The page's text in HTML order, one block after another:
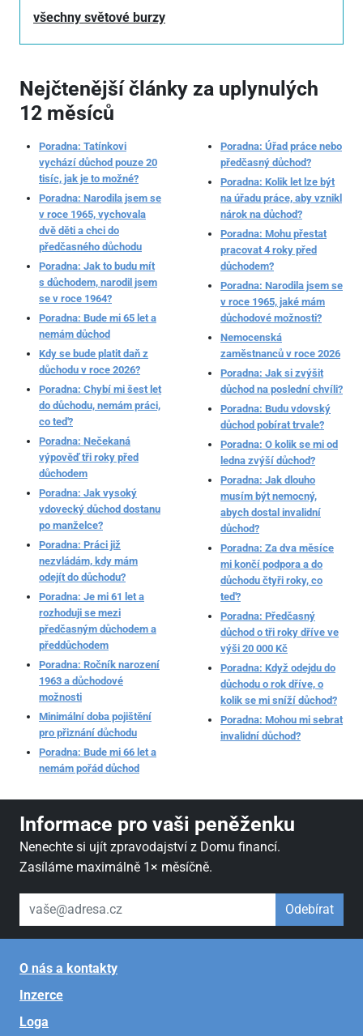
všechny světové burzy
Nejčtenější články za uplynulých
12 měsíců
Poradna: Tatínkovi
vychází důchod pouze 20
tisíc, jak je to možné?
Poradna: Narodila jsem se
v roce 1965, vychovala
dvě děti a chci do
předčasného důchodu
Poradna: Jak to budu mít
s důchodem, narodil jsem
se v roce 1964?
Poradna: Bude mi 65 let a
nemám důchod
Kdy se bude platit daň z
důchodu v roce 2026?
Poradna: Chybí mi šest let
do důchodu, nemám práci,
co teď?
Poradna: Nečekaná
výpověď tři roky před
důchodem
Poradna: Jak vysoký
vdovecký důchod dostanu
po manželce?
Poradna: Práci již
nezvládám, kdy mám
odejít do důchodu?
Poradna: Je mi 61 let a
rozhoduji se mezi
předčasným důchodem a
předdůchodem
Poradna: Ročník narození
1963 a důchodové
možnosti
Minimální doba pojištění
pro přiznání důchodu
Poradna: Bude mi 66 let a
nemám pořád důchod
Poradna: Úřad práce nebo
předčasný důchod?
Poradna: Kolik let lze být
na úřadu práce, aby vznikl
nárok na důchod?
Poradna: Mohu přestat
pracovat 4 roky před
důchodem?
Poradna: Narodila jsem se
v roce 1965, jaké mám
důchodové možnosti?
Nemocenská
zaměstnanců v roce 2026
Poradna: Jak si zvýšit
důchod na poslední chvíli?
Poradna: Budu vdovský
důchod pobírat trvale?
Poradna: O kolik se mi od
ledna zvýší důchod?
Poradna: Jak dlouho
musím být nemocný,
abych dostal invalidní
důchod?
Poradna: Za dva měsíce
mi končí podpora a do
důchodu čtyři roky, co
teď?
Poradna: Předčasný
důchod o tři roky dříve ve
výši 20 000 Kč
Poradna: Když odejdu do
důchodu o rok dříve, o
kolik se mi sníží důchod?
Poradna: Mohou mi sebrat
invalidní důchod?
Informace pro vaši peněženku
Nenechte si ujít zpravodajství z Domu financí.
Zasíláme maximálně 1× měsíčně.
váš email Odebírat
O nás a kontakty
Inzerce
Loga